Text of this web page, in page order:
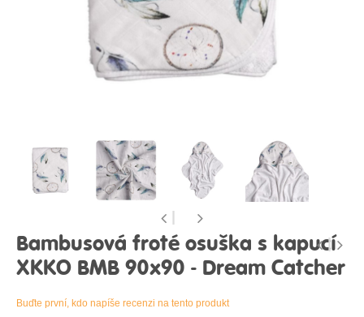
Bambusová froté osuška s kapucí
XKKO BMB 90x90 - Dream Catcher
Buďte první, kdo napíše recenzi na tento produkt